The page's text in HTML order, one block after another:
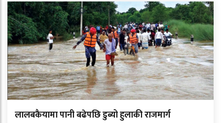
लालबकैयामा पानी बढेपछि डुब्यो हुलाकी राजमार्ग